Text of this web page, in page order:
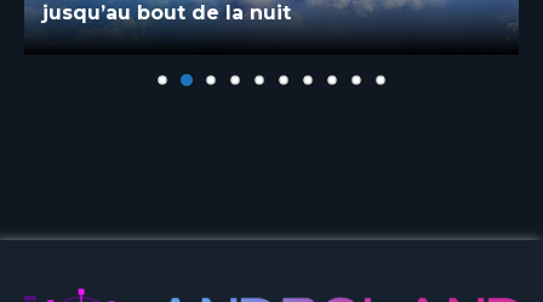
jusqu’au bout de la nuit